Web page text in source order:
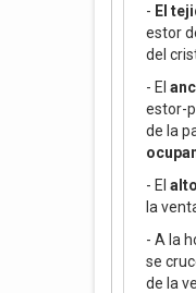
- El
estor
del
- El
estor-
de la
- El
la
- A la
se
de la